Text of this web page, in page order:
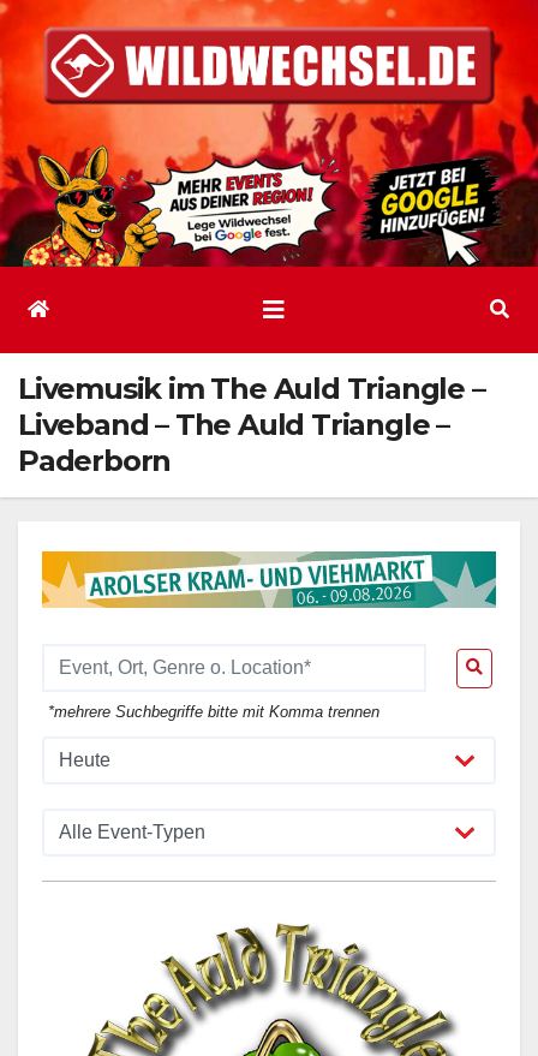
Inhalt
springen
Livemusik im The Auld Triangle –
Liveband – The Auld Triangle –
Paderborn
*mehrere Suchbegriffe bitte mit Komma trennen